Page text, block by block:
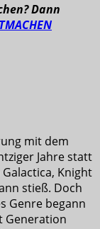
Dann
mit dem
Jahre statt
Knight
stieß. Doch
Genre begann
Generation